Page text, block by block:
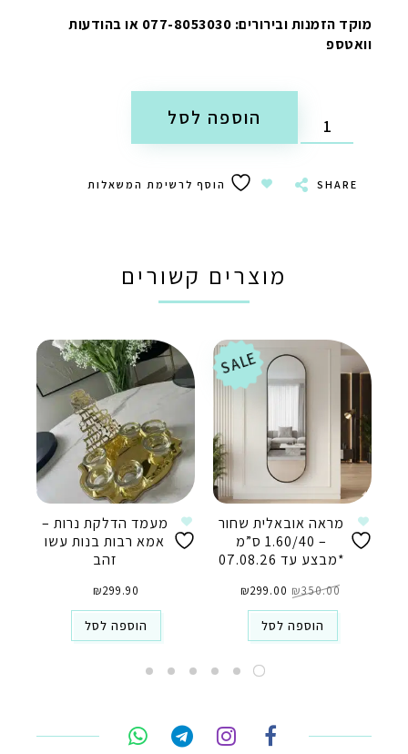
מוקד הזמנות ובירורים: 077-8053030 או בהודעות
וואטספ
הוספה לסל
SHARE הוסף לרשימת המשאלות
מוצרים קשורים
SALE
מראה אובאלית שחור
– 1.60/40 ס”מ
*מבצע עד 07.08.26
₪350.00 המקורי
היה:
₪350.00.
₪299.00 הנוכחי
הוא:
הוספה לסל
מעמד הדלקת נרות –
אמא רבות בנות עשו
זהב
₪299.90
הוספה לסל